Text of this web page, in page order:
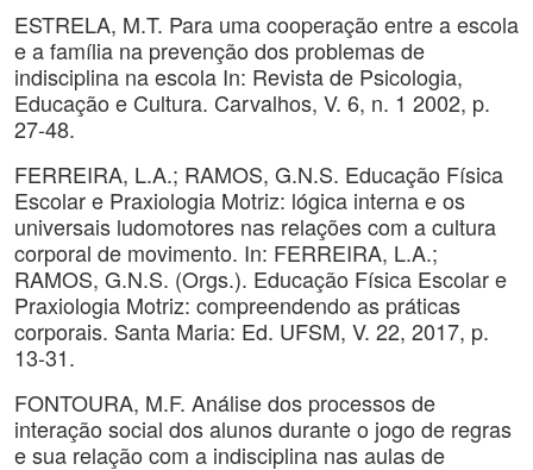
ESTRELA, M.T. Para uma cooperação entre a escola
e a família na prevenção dos problemas de
indisciplina na escola In: Revista de Psicologia,
Educação e Cultura. Carvalhos, V. 6, n. 1 2002, p.
27-48.
FERREIRA, L.A.; RAMOS, G.N.S. Educação Física
Escolar e Praxiologia Motriz: lógica interna e os
universais ludomotores nas relações com a cultura
corporal de movimento. In: FERREIRA, L.A.;
RAMOS, G.N.S. (Orgs.). Educação Física Escolar e
Praxiologia Motriz: compreendendo as práticas
corporais. Santa Maria: Ed. UFSM, V. 22, 2017, p.
13-31.
FONTOURA, M.F. Análise dos processos de
interação social dos alunos durante o jogo de regras
e sua relação com a indisciplina nas aulas de